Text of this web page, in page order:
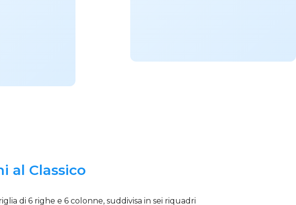
al Classico
di 6 righe e 6 colonne, suddivisa in sei riquadri